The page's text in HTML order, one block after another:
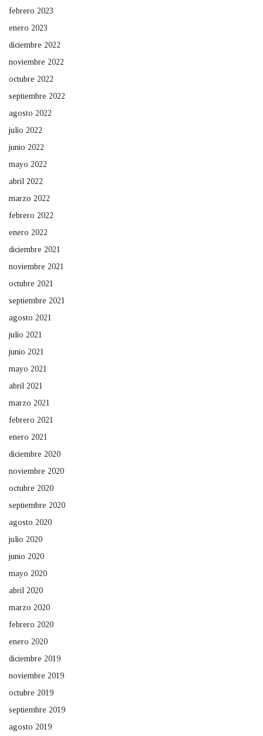
febrero 2023
enero 2023
diciembre 2022
noviembre 2022
octubre 2022
septiembre 2022
agosto 2022
julio 2022
junio 2022
mayo 2022
abril 2022
marzo 2022
febrero 2022
enero 2022
diciembre 2021
noviembre 2021
octubre 2021
septiembre 2021
agosto 2021
julio 2021
junio 2021
mayo 2021
abril 2021
marzo 2021
febrero 2021
enero 2021
diciembre 2020
noviembre 2020
octubre 2020
septiembre 2020
agosto 2020
julio 2020
junio 2020
mayo 2020
abril 2020
marzo 2020
febrero 2020
enero 2020
diciembre 2019
noviembre 2019
octubre 2019
septiembre 2019
agosto 2019